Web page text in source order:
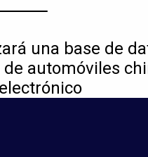
una base de
automóviles